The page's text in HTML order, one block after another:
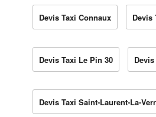
Devis Taxi Connaux Devis
Devis Taxi Le Pin 30
Devis Taxi Saint-Laurent-La-